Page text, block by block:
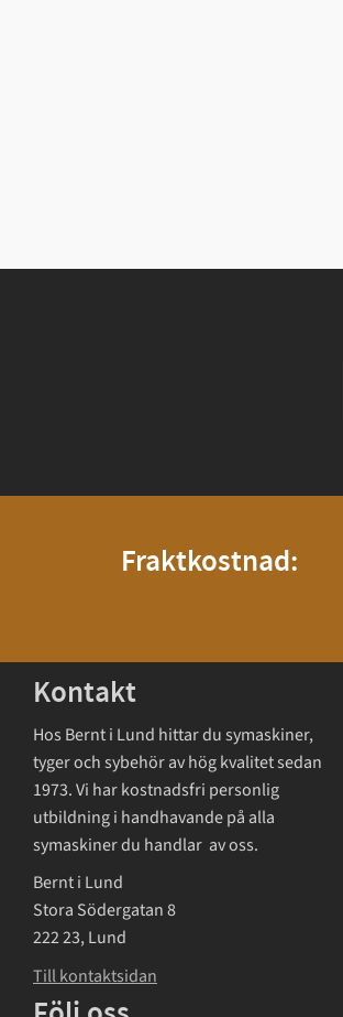
Fraktkostnad:
Kontakt
Hos Bernt i Lund hittar du symaskiner,
tyger och sybehör av hög kvalitet sedan
1973. Vi har kostnadsfri personlig
utbildning i handhavande på alla
symaskiner du handlar av oss.
Bernt i Lund
Stora Södergatan 8
222 23, Lund
Till kontaktsidan